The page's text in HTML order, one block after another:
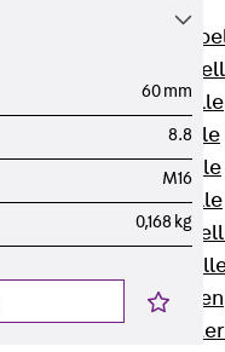
AC
H Kabelschelle
S Kabelschelle
B Kabelschelle
U Kabelschelle
RU
W
HK Kabelhaken
KH Kabelhalter
60 mm
8.8
M16
0,168 kg